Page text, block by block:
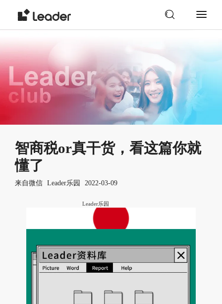
智商税or真干货，看这篇你就
懂了
来自微信 Leader乐园 2022-03-09
Leader乐园